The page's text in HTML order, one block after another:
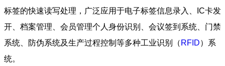
标签的快速读写处理，广泛应用于电子标签信息录入、IC卡发
开、档案管理、会员管理个人身份识别、会议签到系统、门禁
系统、防伪系统及生产过程控制等多种工业识别（ RFID）系
统。